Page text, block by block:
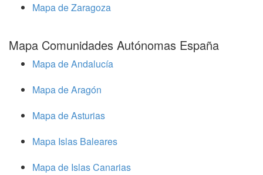
Mapa de Zaragoza
Mapa Comunidades Autónomas España
Mapa de Andalucía
Mapa de Aragón
Mapa de Asturias
Mapa Islas Baleares
Mapa de Islas Canarias